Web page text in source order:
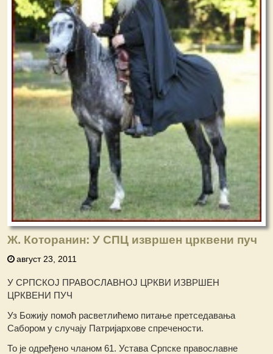
Ж. Которанин: У СПЦ извршен црквени пуч
август 23, 2011
У СРПСКОЈ ПРАВОСЛАВНОЈ ЦРКВИ ИЗВРШЕН
ЦРКВЕНИ ПУЧ
Уз Божију помоћ расветлићемо питање претседавања
Сабором у случају Патријархове спречености.
То је одређено чланом 61. Устава Српске православне